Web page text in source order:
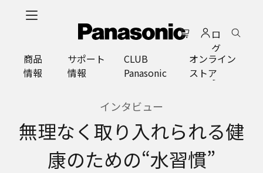
ロ
グ
イ
ン
商品
情報
サポート
情報
CLUB
Panasonic
オンライン
ストア
インタビュー
無理なく取り入れられる健
康のための“水習慣”